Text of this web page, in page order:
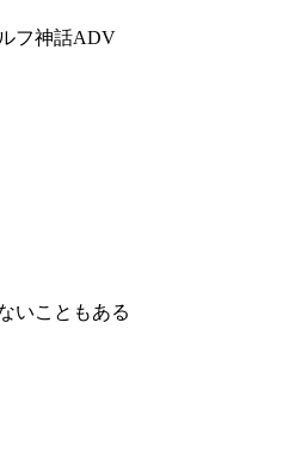
フ神話ADV
いこともある